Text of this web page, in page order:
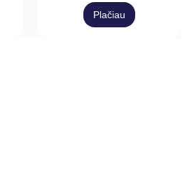
Plačiau